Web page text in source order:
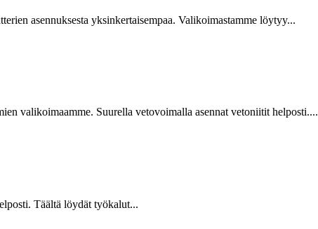
asennuksesta yksinkertaisempaa. Valikoimastamme löytyy...
valikoimaamme. Suurella vetovoimalla asennat vetoniitit helposti....
Täältä löydät työkalut...